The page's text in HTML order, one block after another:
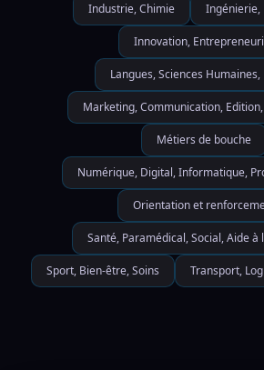
Industrie, Chimie Ingénierie,
Innovation,
Langues, Sciences Humaines,
Marketing, Communication,
Métiers de bouche
Numérique, Digital, Informatique,
Orientation et
Santé, Paramédical, Social, Aide à
Sport, Bien-être, Soins Transport,